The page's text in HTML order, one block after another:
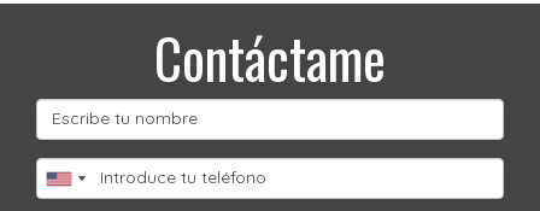
¿Qué tipo de propiedades son mejores para
Las propiedades cercanas a atracciones turísticas suelen
volumen de visitantes.
Contáctame